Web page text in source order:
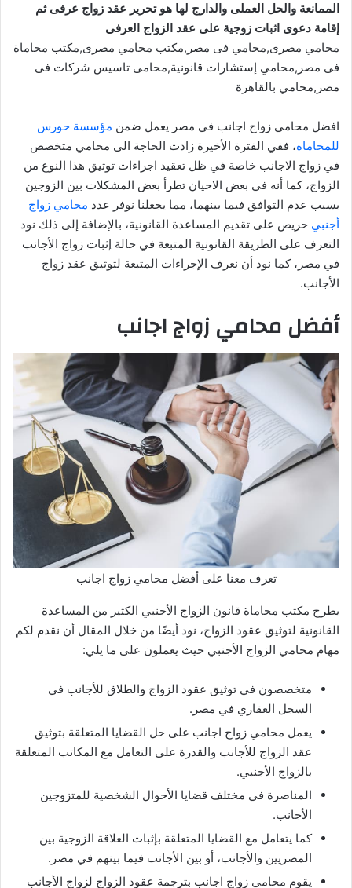
الممانعة والحل العملى والدارج لها هو تحرير عقد زواج عرفى ثم
إقامة دعوى اثبات زوجية على عقد الزواج العرفى
محامي مصرى,محامي فى مصر,مكتب محامي مصرى,مكتب محاماة
فى مصر,محامي إستشارات قانونية,محامى تاسيس شركات فى
مصر,محامي بالقاهرة
افضل محامي زواج اجانب في مصر يعمل ضمن مؤسسة حورس
للمحاماه، ففي الفترة الأخيرة زادت الحاجة الى محامي متخصص
في زواج الاجانب خاصة في ظل تعقيد اجراءات توثيق هذا النوع من
الزواج، كما أنه في بعض الاحيان تطرأ بعض المشكلات بين الزوجين
بسبب عدم التوافق فيما بينهما، مما يجعلنا نوفر عدد محامي زواج
أجنبي حريص على تقديم المساعدة القانونية، بالإضافة إلى ذلك نود
التعرف على الطريقة القانونية المتبعة في حالة إثبات زواج الأجانب
في مصر، كما نود أن نعرف الإجراءات المتبعة لتوثيق عقد زواج
الأجانب.
أفضل محامي زواج اجانب
تعرف معنا على أفضل محامي زواج اجانب
يطرح مكتب محاماة قانون الزواج الأجنبي الكثير من المساعدة
القانونية لتوثيق عقود الزواج، نود أيضًا من خلال المقال أن نقدم لكم
مهام محامي الزواج الأجنبي حيث يعملون على ما يلي:
متخصصون في توثيق عقود الزواج والطلاق للأجانب في
السجل العقاري في مصر.
يعمل محامي زواج اجانب على حل القضايا المتعلقة بتوثيق
عقد الزواج للأجانب والقدرة على التعامل مع المكاتب المتعلقة
بالزواج الأجنبي.
المناصرة في مختلف قضايا الأحوال الشخصية للمتزوجين
الأجانب.
كما يتعامل مع القضايا المتعلقة بإثبات العلاقة الزوجية بين
المصريين والأجانب، أو بين الأجانب فيما بينهم في مصر.
يقوم محامي زواج اجانب بترجمة عقود الزواج لزواج الأجانب